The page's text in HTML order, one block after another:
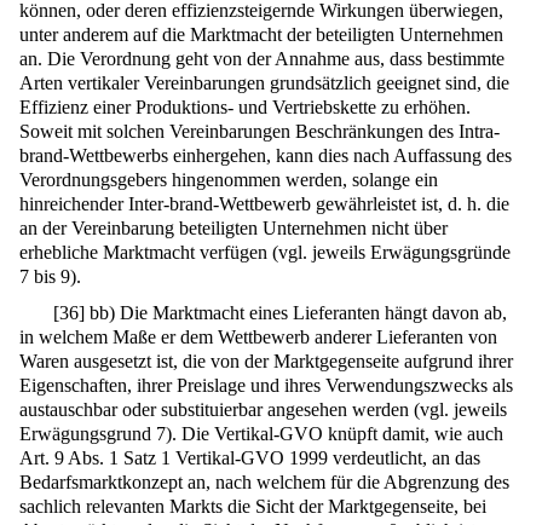
können, oder deren effizienzsteigernde Wirkungen überwiegen,
unter anderem auf die Marktmacht der beteiligten Unternehmen
an. Die Verordnung geht von der Annahme aus, dass bestimmte
Arten vertikaler Vereinbarungen grundsätzlich geeignet sind, die
Effizienz einer Produktions- und Vertriebskette zu erhöhen.
Soweit mit solchen Vereinbarungen Beschränkungen des Intra-
brand-Wettbewerbs einhergehen, kann dies nach Auffassung des
Verordnungsgebers hingenommen werden, solange ein
hinreichender Inter-brand-Wettbewerb gewährleistet ist, d. h. die
an der Vereinbarung beteiligten Unternehmen nicht über
erhebliche Marktmacht verfügen (vgl. jeweils Erwägungsgründe
7 bis 9).
[36] bb) Die Marktmacht eines Lieferanten hängt davon ab,
in welchem Maße er dem Wettbewerb anderer Lieferanten von
Waren ausgesetzt ist, die von der Marktgegenseite aufgrund ihrer
Eigenschaften, ihrer Preislage und ihres Verwendungszwecks als
austauschbar oder substituierbar angesehen werden (vgl. jeweils
Erwägungsgrund 7). Die Vertikal-GVO knüpft damit, wie auch
Art. 9 Abs. 1 Satz 1 Vertikal-GVO 1999 verdeutlicht, an das
Bedarfsmarktkonzept an, nach welchem für die Abgrenzung des
sachlich relevanten Markts die Sicht der Marktgegenseite, bei